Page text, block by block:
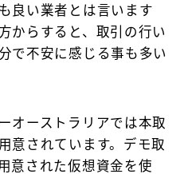
良い業者とは言います
からすると、取引の行い
で不安に感じる事も多い
オーストラリアでは本取
意されています。デモ取
意された仮想資金を使